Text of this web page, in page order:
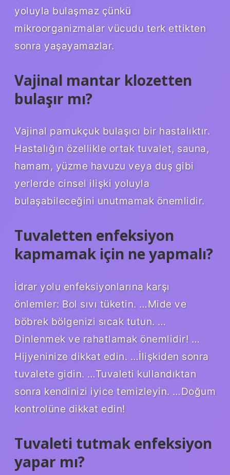
yoluyla bulaşmaz çünkü
mikroorganizmalar vücudu terk ettikten
sonra yaşayamazlar.
Vajinal mantar klozetten
bulaşır mı?
Vajinal pamukçuk bulaşıcı bir hastalıktır.
Hastalığın özellikle ortak tuvalet, sauna,
hamam, yüzme havuzu veya duş gibi
yerlerde cinsel ilişki yoluyla
bulaşabileceğini unutmamak önemlidir.
Tuvaletten enfeksiyon
kapmamak için ne yapmalı?
İdrar yolu enfeksiyonlarına karşı
önlemler: Bol sıvı tüketin. …Mide ve
böbrek bölgenizi sıcak tutun. …
Dinlenmek ve rahatlamak önemlidir! …
Hijyeninize dikkat edin. …İlişkiden sonra
tuvalete gidin. …Tuvaleti kullandıktan
sonra kendinizi iyice temizleyin. …Doğum
kontrolüne dikkat edin!
Tuvaleti tutmak enfeksiyon
yapar mı?